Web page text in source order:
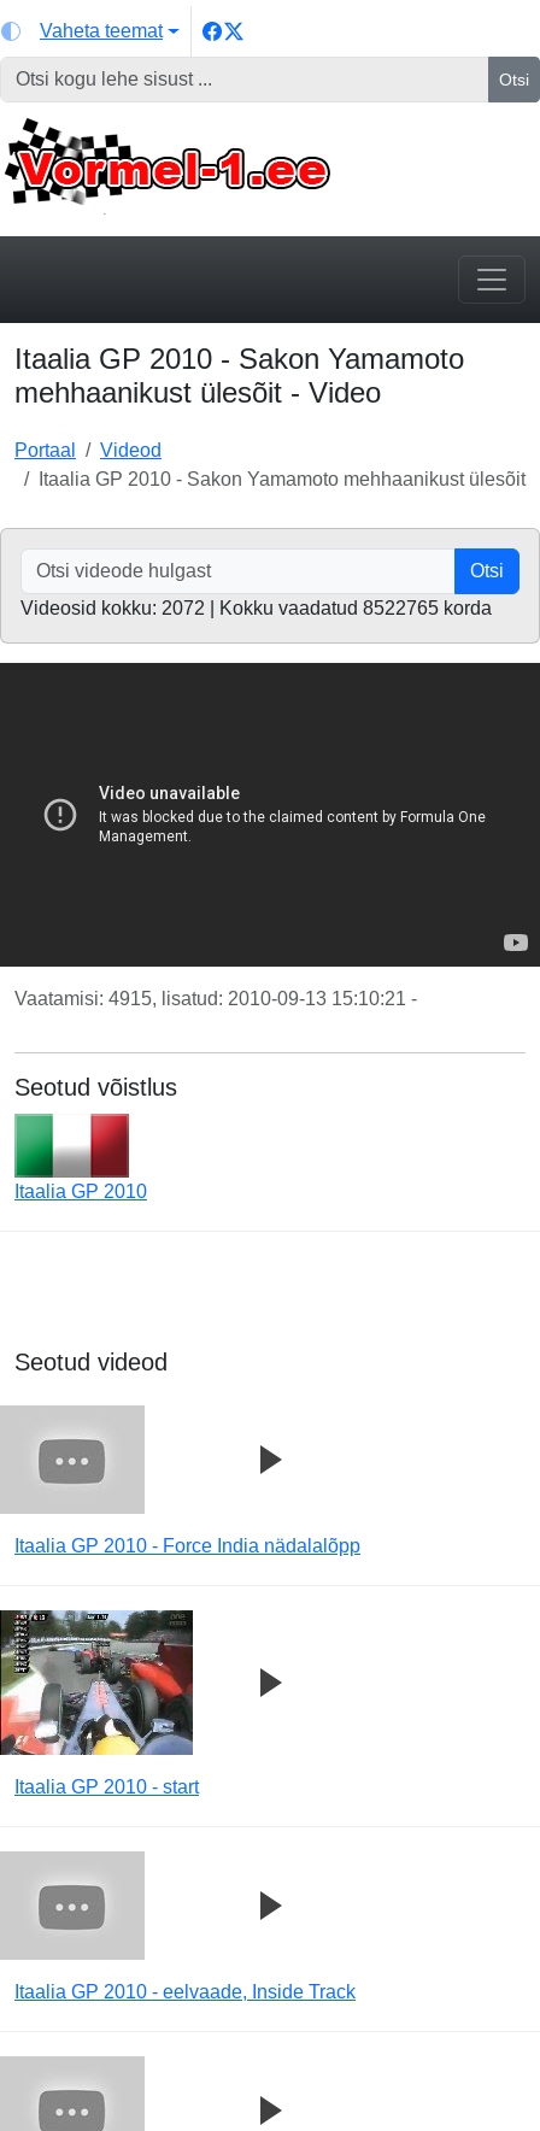
Vaheta teemat
Otsi
Itaalia GP 2010 - Sakon Yamamoto
mehhaanikust ülesõit - Video
Portaal
Videod
Itaalia GP 2010 - Sakon Yamamoto mehhaanikust ülesõit
Otsi
Videosid kokku: 2072 | Kokku vaadatud 8522765 korda
Vaatamisi: 4915, lisatud: 2010-09-13 15:10:21 -
Seotud võistlus
Itaalia GP 2010
Seotud videod
Itaalia GP 2010 - Force India nädalalõpp
Itaalia GP 2010 - start
Itaalia GP 2010 - eelvaade, Inside Track